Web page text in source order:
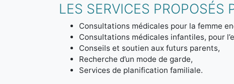
LES SERVICES PROPOSÉS
Consultations médicales pour la femme
Consultations médicales infantiles, pour
Conseils et soutien aux futurs parents,
Recherche d’un mode de garde,
Services de planification familiale.